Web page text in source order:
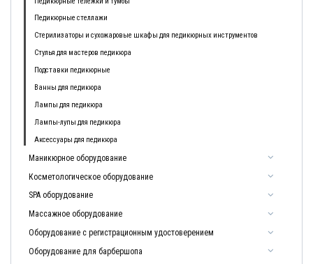
Педикюрные стеллажи
Стерилизаторы и сухожаровые шкафы для педикюрных инструментов
Стулья для мастеров педикюра
Подставки педикюрные
Ванны для педикюра
Лампы для педикюра
Лампы-лупы для педикюра
Аксессуары для педикюра
Маникюрное оборудование
Косметологическое оборудование
SPA оборудование
Массажное оборудование
Оборудование с регистрационным удостоверением
Оборудование для барбершопа